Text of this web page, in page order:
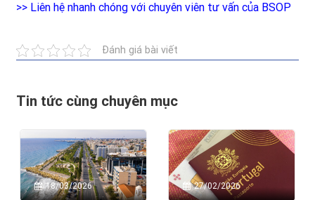
>> Liên hệ nhanh chóng với chuyên viên tư vấn của BSOP
Đánh giá bài viết
Tin tức cùng chuyên mục
18/03/2026 27/02/2026